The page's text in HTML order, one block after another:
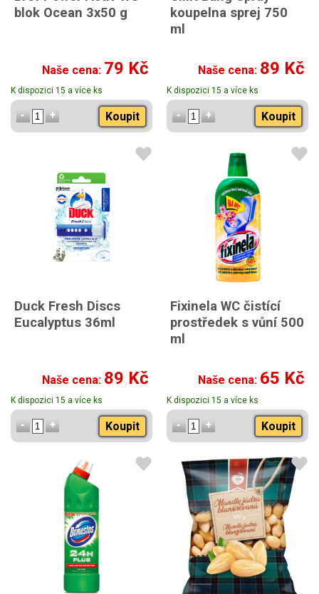
blok Ocean 3x50 g
Naše cena: 79 Kč
K dispozici 15 a více ks
Koupit
koupelna sprej 750
ml
Naše cena: 89 Kč
K dispozici 15 a více ks
Koupit
Duck Fresh Discs
Eucalyptus 36ml
Naše cena: 89 Kč
K dispozici 15 a více ks
Koupit
Fixinela WC čistící
prostředek s vůní 500
ml
Naše cena: 65 Kč
K dispozici 15 a více ks
Koupit